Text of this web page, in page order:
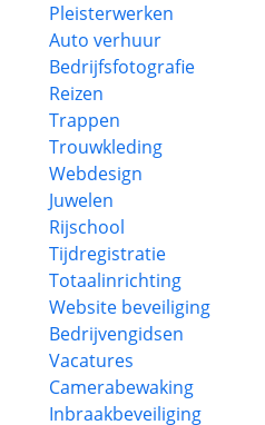
Pleisterwerken
Auto verhuur
Bedrijfsfotografie
Reizen
Trappen
Trouwkleding
Webdesign
Juwelen
Rijschool
Tijdregistratie
Totaalinrichting
Website beveiliging
Bedrijvengidsen
Vacatures
Camerabewaking
Inbraakbeveiliging